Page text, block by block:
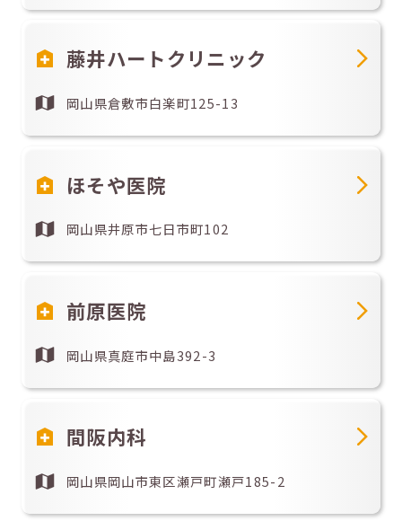
藤井ハートクリニック
岡山県倉敷市白楽町125-13
ほそや医院
岡山県井原市七日市町102
前原医院
岡山県真庭市中島392-3
間阪内科
岡山県岡山市東区瀬戸町瀬戸185-2